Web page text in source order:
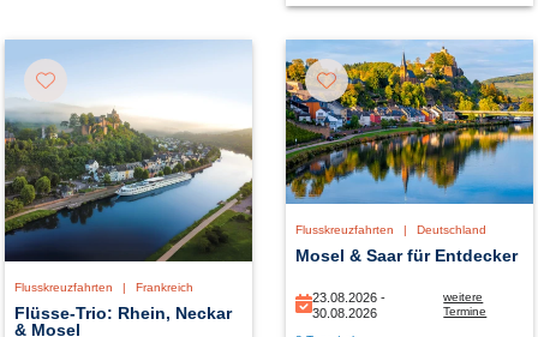
Flusskreuzfahrten | Frankreich
Flüsse-Trio: Rhein, Neckar
& Mosel
Flusskreuzfahrten | Deutschland
Mosel & Saar für Entdecker
23.08.2026 -
30.08.2026
weitere
Termine